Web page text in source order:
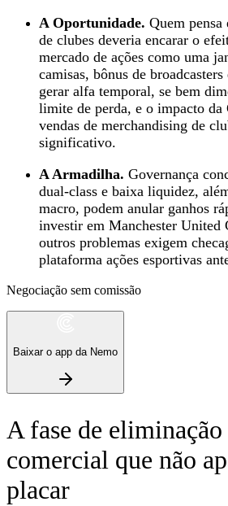
A Oportunidade. Quem
de clubes deveria encarar o
mercado de ações como uma
camisas, bônus de
gerar alfa temporal, se bem
limite de perda, e o impacto da
vendas de merchandising de
significativo.
A Armadilha. Governança
dual-class e baixa liquidez,
macro, podem anular ganhos
investir em Manchester United
outros problemas exigem
plataforma ações esportivas
Negociação sem comissão
Baixar o app da Nemo
A fase de
comercial que não
placar